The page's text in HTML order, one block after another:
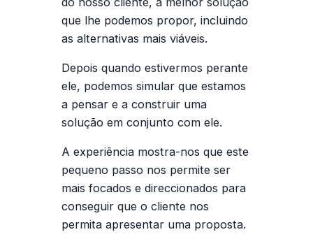
que lhe podemos propor, incluindo
as alternativas mais viáveis.
Depois quando estivermos perante
ele, podemos simular que estamos
a pensar e a construir uma
solução em conjunto com ele.
A experiência mostra-nos que este
pequeno passo nos permite ser
mais focados e direccionados para
conseguir que o cliente nos
permita apresentar uma proposta.